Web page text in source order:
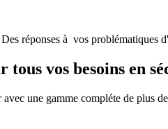
réponses à vos problématiques
vos besoins en
une gamme compléte de plus